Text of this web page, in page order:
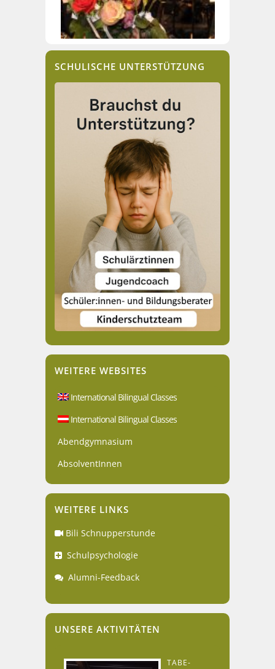
SCHULISCHE UNTERSTÜTZUNG
WEITERE WEBSITES
International Bilingual Classes
International Bilingual Classes
Abendgymnasium
AbsolventInnen
WEITERE LINKS
Bili Schnupperstunde
Schulpsychologie
Alumni-Feedback
UNSERE AKTIVITÄTEN
TABE-